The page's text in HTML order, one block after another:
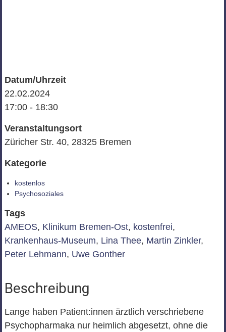
Datum/Uhrzeit
22.02.2024
17:00 - 18:30
Veranstaltungsort
Züricher Str. 40, 28325 Bremen
Kategorie
kostenlos
Psychosoziales
Tags
AMEOS, Klinikum Bremen-Ost, kostenfrei,
Krankenhaus-Museum, Lina Thee, Martin Zinkler,
Peter Lehmann, Uwe Gonther
Beschreibung
Lange haben Patient:innen ärztlich verschriebene
Psychopharmaka nur heimlich abgesetzt, ohne die